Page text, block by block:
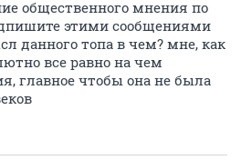
пофиг на незнакомых